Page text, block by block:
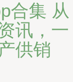
合集 从
讯，一
供销